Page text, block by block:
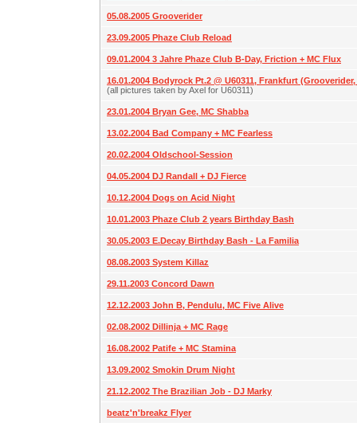
05.08.2005 Grooverider
23.09.2005 Phaze Club Reload
09.01.2004 3 Jahre Phaze Club B-Day, Friction + MC Flux
16.01.2004 Bodyrock Pt.2 @ U60311, Frankfurt
(all pictures taken by Axel for U60311)
23.01.2004 Bryan Gee, MC Shabba
13.02.2004 Bad Company + MC Fearless
20.02.2004 Oldschool-Session
04.05.2004 DJ Randall + DJ Fierce
10.12.2004 Dogs on Acid Night
10.01.2003 Phaze Club 2 years Birthday Bash
30.05.2003 E.Decay Birthday Bash - La Familia
08.08.2003 System Killaz
29.11.2003 Concord Dawn
12.12.2003 John B, Pendulu, MC Five Alive
02.08.2002 Dillinja + MC Rage
16.08.2002 Patife + MC Stamina
13.09.2002 Smokin Drum Night
21.12.2002 The Brazilian Job - DJ Marky
beatz'n'breakz Flyer